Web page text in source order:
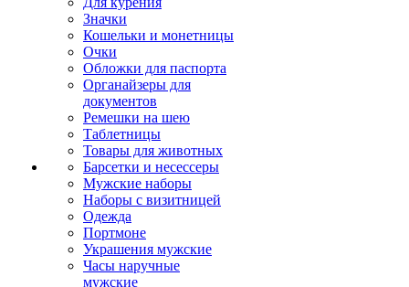
Значки
Кошельки и монетницы
Очки
Обложки для паспорта
Органайзеры для
документов
Ремешки на шею
Таблетницы
Товары для животных
Барсетки и несессеры
Мужские наборы
Наборы с визитницей
Одежда
Портмоне
Украшения мужские
Часы наручные
мужские